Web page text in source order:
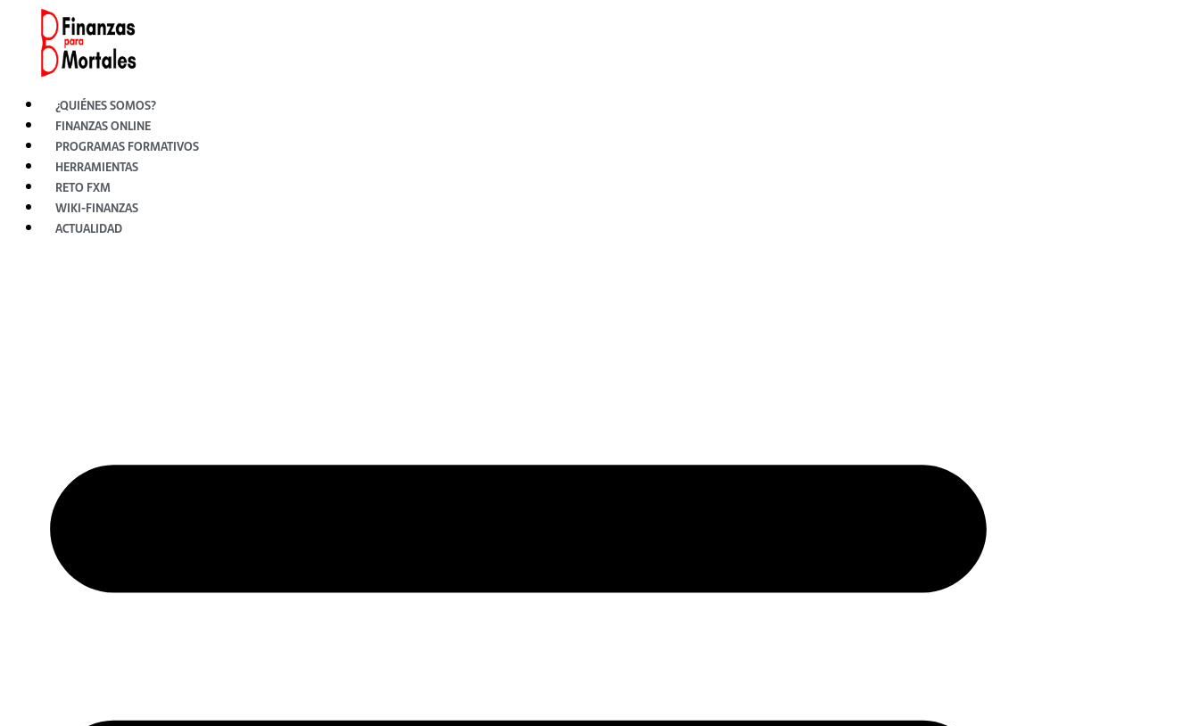
contenido
¿QUIÉNES SOMOS?
FINANZAS ONLINE
PROGRAMAS FORMATIVOS
HERRAMIENTAS
RETO FXM
WIKI-FINANZAS
ACTUALIDAD